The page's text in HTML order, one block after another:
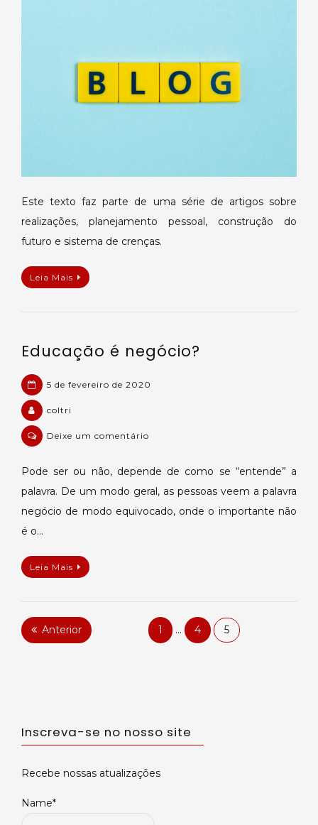
Este texto faz parte de uma série de artigos sobre
realizações, planejamento pessoal, construção do
futuro e sistema de crenças.
Leia Mais
Educação é negócio?
5 de fevereiro de 2020
coltri
Deixe um comentário
é
Pode ser ou não, depende de como se “entende” a
palavra. De um modo geral, as pessoas veem a palavra
negócio de modo equivocado, onde o importante não
é o…
Leia Mais
Paginação
Anterior 1 … 4 5
Inscreva-se no nosso site
Recebe nossas atualizações
Name*